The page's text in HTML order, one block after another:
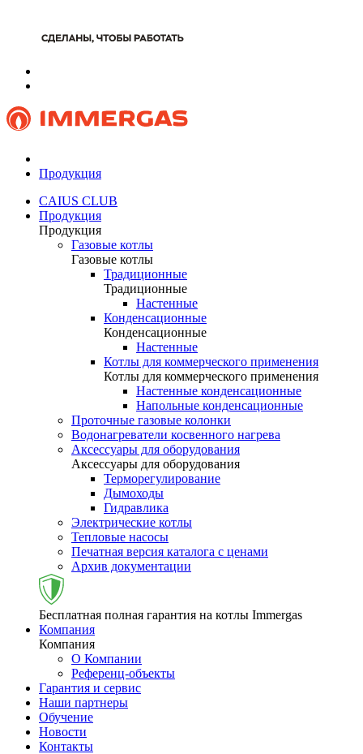
Продукция
CAIUS CLUB
Продукция
Продукция
Газовые котлы
Газовые котлы
Традиционные
Традиционные
Настенные
Конденсационные
Конденсационные
Настенные
Котлы для коммерческого применения
Котлы для коммерческого применения
Настенные конденсационные
Напольные конденсационные
Проточные газовые колонки
Водонагреватели косвенного нагрева
Аксессуары для оборудования
Аксессуары для оборудования
Терморегулирование
Дымоходы
Гидравлика
Электрические котлы
Тепловые насосы
Печатная версия каталога с ценами
Архив документации
Бесплатная полная гарантия на котлы Immergas
Компания
Компания
О Компании
Референц-объекты
Гарантия и сервис
Наши партнеры
Обучение
Новости
Контакты